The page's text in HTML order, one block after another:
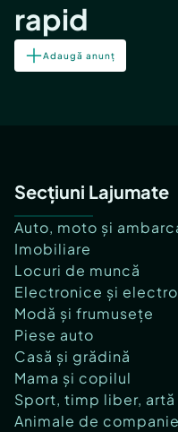
rapid
Adaugă anunț
Secțiuni Lajumate
Auto, moto și
Imobiliare
Locuri de muncă
Electronice și
Modă și frumusețe
Piese auto
Casă și grădină
Mama și copilul
Sport, timp liber, artă
Animale de companie